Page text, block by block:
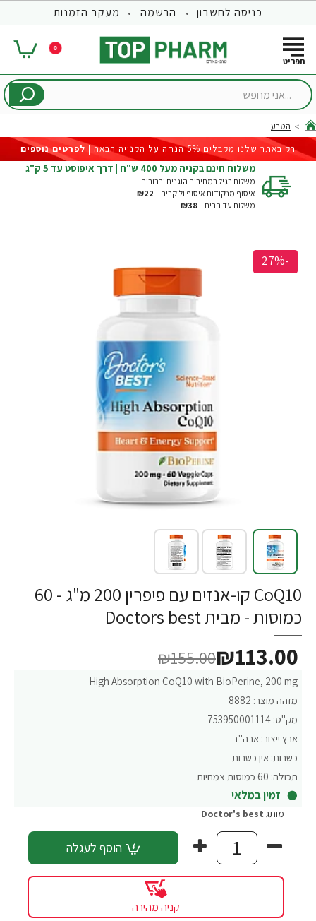
כניסה לחשבון הרשמה מעקב הזמנות
0
...אני
home
הטבע
רק באתר שלנו מקבלים 5% הנחה על הקנייה הבאה |
לפרטים נוספים
משלוח חינם בקניה מעל 400 ש"ח | דרך איפוסט עד 5 ק"ג
משלוח רגיל במחירים הוגנים וברורים:
איסוף מנקודות איסוף ולוקרים – ₪22
משלוח עד הבית –₪38
-27%
CoQ10 קו-אנזים עם פיפרין 200 מ"ג - 60
כמוסות - מבית Doctors best
High Absorption CoQ10 with BioPerine, 200 mg
מזהה מוצר: 8882
מק"ט: 753950001114
ארץ ייצור: ארה"ב
כשרות: אין כשרות
תכולה: 60 כמוסות צמחיות
זמין במלאי
₪113.00
₪155.00
מותג Doctor's best
הוסף לעגלה
קניה מהירה